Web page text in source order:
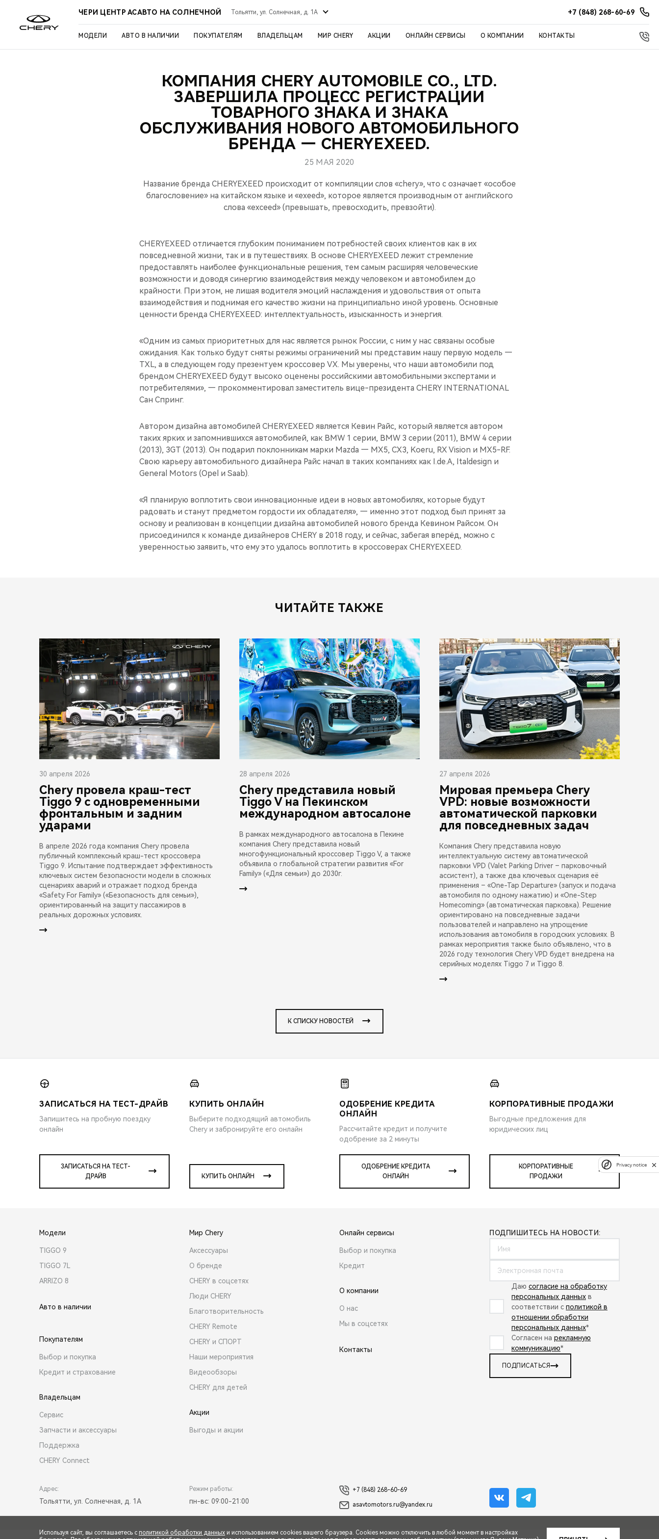
ЧЕРИ ЦЕНТР АСАВТО НА СОЛНЕЧНОЙ Тольятти, ул. Солнечная, д. 1А +7 (848) 268-60-69
МОДЕЛИ АВТО В НАЛИЧИИ ПОКУПАТЕЛЯМ ВЛАДЕЛЬЦАМ МИР CHERY АКЦИИ ОНЛАЙН СЕРВИСЫ О КОМПАНИИ КОНТАКТЫ
КОМПАНИЯ CHERY AUTOMOBILE CO., LTD.
ЗАВЕРШИЛА ПРОЦЕСС РЕГИСТРАЦИИ
ТОВАРНОГО ЗНАКА И ЗНАКА
ОБСЛУЖИВАНИЯ НОВОГО АВТОМОБИЛЬНОГО
БРЕНДА — CHERYEXEED.
25 МАЯ 2020
Название бренда CHERYEXEED происходит от компиляции слов «chery», что с означает «особое
благословение» на китайском языке и «exeed», которое является производным от английского
слова «exceed» (превышать, превосходить, превзойти).
CHERYEXEED отличается глубоким пониманием потребностей своих клиентов как в их
повседневной жизни, так и в путешествиях. В основе CHERYEXEED лежит стремление
предоставлять наиболее функциональные решения, тем самым расширяя человеческие
возможности и доводя синергию взаимодействия между человеком и автомобилем до
крайности. При этом, не лишая водителя эмоций наслаждения и удовольствия от опыта
взаимодействия и поднимая его качество жизни на принципиально иной уровень. Основные
ценности бренда CHERYEXEED: интеллектуальность, изысканность и энергия.
«Одним из самых приоритетных для нас является рынок России, с ним у нас связаны особые
ожидания. Как только будут сняты режимы ограничений мы представим нашу первую модель —
TXL, а в следующем году презентуем кроссовер VX. Мы уверены, что наши автомобили под
брендом CHERYEXEED будут высоко оценены российскими автомобильными экспертами и
потребителями», — прокомментировал заместитель вице-президента CHERY INTERNATIONAL
Сан Спринг.
Автором дизайна автомобилей CHERYEXEED является Кевин Райс, который является автором
таких ярких и запомнившихся автомобилей, как BMW 1 серии, BMW 3 серии (2011), BMW 4 серии
(2013), 3GT (2013). Он подарил поклонникам марки Mazda — MX5, CX3, Koeru, RX Vision и MX5-RF.
Свою карьеру автомобильного дизайнера Райс начал в таких компаниях как I.de.A, Italdesign и
General Motors (Opel и Saab).
«Я планирую воплотить свои инновационные идеи в новых автомобилях, которые будут
радовать и станут предметом гордости их обладателя», — именно этот подход был принят за
основу и реализован в концепции дизайна автомобилей нового бренда Кевином Райсом. Он
присоединился к команде дизайнеров CHERY в 2018 году, и сейчас, забегая вперёд, можно с
уверенностью заявить, что ему это удалось воплотить в кроссоверах CHERYEXEED.
ЧИТАЙТЕ ТАКЖЕ
30 апреля 2026
Chery провела краш-тест
Tiggo 9 с одновременными
фронтальным и задним
ударами
В апреле 2026 года компания Chery провела
публичный комплексный краш-тест кроссовера
Tiggo 9. Испытание подтверждает эффективность
ключевых систем безопасности модели в сложных
сценариях аварий и отражает подход бренда
«Safety For Family» («Безопасность для семьи»),
ориентированный на защиту пассажиров в
реальных дорожных условиях.
28 апреля 2026
Chery представила новый
Tiggo V на Пекинском
международном автосалоне
В рамках международного автосалона в Пекине
компания Chery представила новый
многофункциональный кроссовер Tiggo V, а также
объявила о глобальной стратегии развития «For
Family» («Для семьи») до 2030г.
27 апреля 2026
Мировая премьера Chery
VPD: новые возможности
автоматической парковки
для повседневных задач
Компания Chery представила новую
интеллектуальную систему автоматической
парковки VPD (Valet Parking Driver – парковочный
ассистент), а также два ключевых сценария её
применения – «One-Tap Departure» (запуск и подача
автомобиля по одному нажатию) и «One-Step
Homecoming» (автоматическая парковка). Решение
ориентировано на повседневные задачи
пользователей и направлено на упрощение
использования автомобиля в городских условиях. В
рамках мероприятия также было объявлено, что в
2026 году технология Chery VPD будет внедрена на
серийных моделях Tiggo 7 и Tiggo 8.
К СПИСКУ НОВОСТЕЙ
ЗАПИСАТЬСЯ НА ТЕСТ-ДРАЙВ
Запишитесь на пробную поездку
онлайн
ЗАПИСАТЬСЯ НА ТЕСТ-
ДРАЙВ
КУПИТЬ ОНЛАЙН
Выберите подходящий автомобиль
Chery и забронируйте его онлайн
КУПИТЬ ОНЛАЙН
ОДОБРЕНИЕ КРЕДИТА
ОНЛАЙН
Рассчитайте кредит и получите
одобрение за 2 минуты
ОДОБРЕНИЕ КРЕДИТА
ОНЛАЙН
КОРПОРАТИВНЫЕ ПРОДАЖИ
Выгодные предложения для
юридических лиц
КОРПОРАТИВНЫЕ
ПРОДАЖИ
Модели
TIGGO 9
TIGGO 7L
ARRIZO 8
Авто в наличии
Покупателям
Выбор и покупка
Кредит и страхование
Владельцам
Сервис
Запчасти и аксессуары
Поддержка
CHERY Connect
Мир Chery
Аксессуары
О бренде
CHERY в соцсетях
Люди CHERY
Благотворительность
CHERY Remote
CHERY и СПОРТ
Наши мероприятия
Видеообзоры
CHERY для детей
Акции
Выгоды и акции
Онлайн сервисы
Выбор и покупка
Кредит
О компании
О нас
Мы в соцсетях
Контакты
ПОДПИШИТЕСЬ НА НОВОСТИ:
Даю согласие на обработку
персональных данных в
соответствии с политикой в
отношении обработки
персональных данных*
Согласен на рекламную
коммуникацию*
ПОДПИСАТЬСЯ
Адрес:
Тольятти, ул. Солнечная, д. 1А
Режим работы:
пн-вс: 09:00-21:00
+7 (848) 268-60-69
asavtomotors.ru@yandex.ru
Используя сайт, вы соглашаетесь с политикой обработки данных и использованием cookies вашего браузера. Cookies можно отключить в любой момент в настройках
Privacy notice